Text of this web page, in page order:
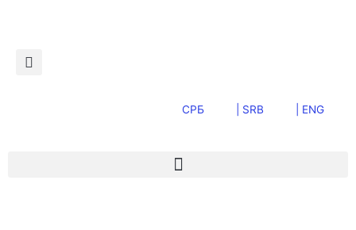
СРБ | SRB | ENG